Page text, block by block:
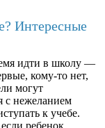
Интересные
идти в школу —
кому-то нет,
могут
с нежеланием
к учебе.
ребенок